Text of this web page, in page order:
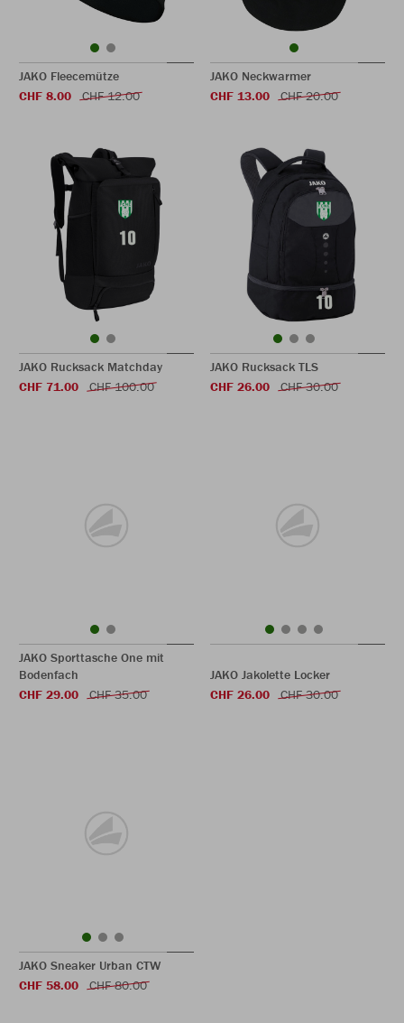
JAKO Fleecemütze
CHF 8.00
CHF 12.00
JAKO Neckwarmer
CHF 13.00
CHF 20.00
JAKO Rucksack Matchday
CHF 71.00
CHF 100.00
JAKO Rucksack TLS
CHF 26.00
CHF 30.00
JAKO Sporttasche One mit
Bodenfach
CHF 29.00
CHF 35.00
JAKO Jakolette Locker
CHF 26.00
CHF 30.00
JAKO Sneaker Urban CTW
CHF 58.00
CHF 80.00